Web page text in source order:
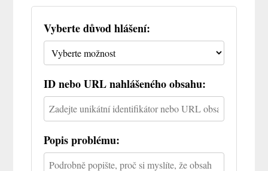
Vyberte důvod hlášení:
ID nebo URL nahlášeného obsahu:
Popis problému: